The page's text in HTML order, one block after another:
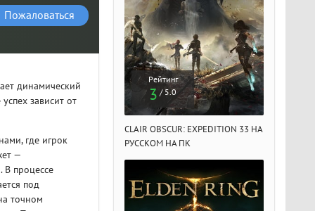
Пожаловаться
динамический
зависит от
где игрок
—
процессе
под
точном
3/ 5.0
НА ПК
Рейтинг
3 / 5.0
CLAIR OBSCUR: EXPEDITION 33 НА
РУССКОМ НА ПК